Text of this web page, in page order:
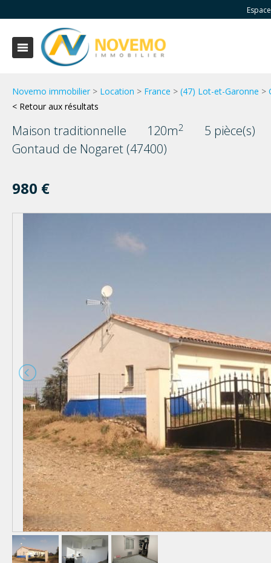
Novemo immobilier > Location > France > (47) Lot-et-Garonne >
< Retour aux résultats
Maison traditionnelle 120m2
5 pièce(s)
Gontaud de Nogaret (47400)
980 €